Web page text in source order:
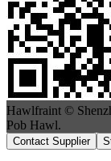
Hawlfraint ©
Pob Hawl.
Contact Supplier